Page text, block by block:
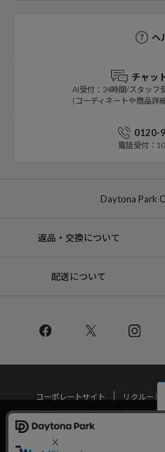
ヘ
チャッ
AI受付：24時間/スタッフ
(コーディネートや商品詳
0120-
電話受付：
Daytona Park
返品・交換について
配送について
コーポレートサイト リクルート
プライバシーポリシー
特定商
当サイトでは利用体験の向上およびコ
の分析を目的としてCookieを使用してい